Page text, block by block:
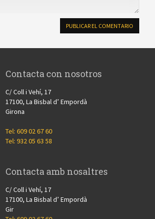
Contacta con nosotros
C/ Coll i Vehí, 17
17100, La Bisbal d’ Empordà
Girona
Tel: 609 02 67 60
Tel: 932 05 63 58
Contacta amb nosaltres
C/ Coll i Vehí, 17
17100, La Bisbal d’ Empordà
Gir